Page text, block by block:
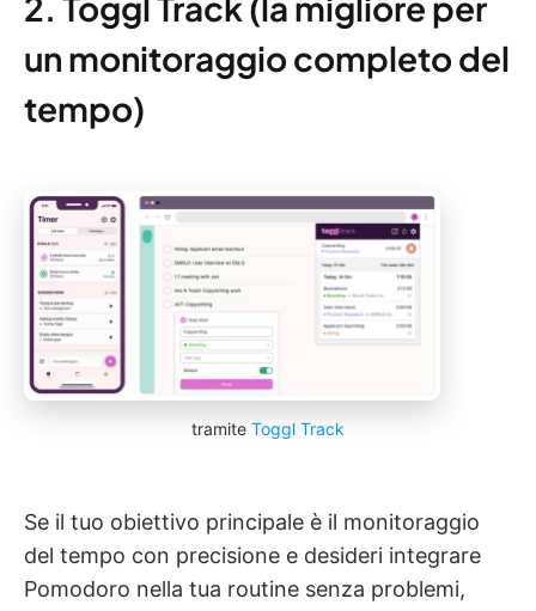
un monitoraggio completo del
tempo)
tramite Toggl Track
Se il tuo obiettivo principale è il monitoraggio
del tempo con precisione e desideri integrare
Pomodoro nella tua routine senza problemi,